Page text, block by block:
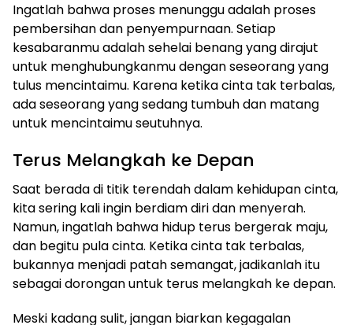
Ingatlah bahwa proses menunggu adalah proses
pembersihan dan penyempurnaan. Setiap
kesabaranmu adalah sehelai benang yang dirajut
untuk menghubungkanmu dengan seseorang yang
tulus mencintaimu. Karena ketika cinta tak terbalas,
ada seseorang yang sedang tumbuh dan matang
untuk mencintaimu seutuhnya.
Terus Melangkah ke Depan
Saat berada di titik terendah dalam kehidupan cinta,
kita sering kali ingin berdiam diri dan menyerah.
Namun, ingatlah bahwa hidup terus bergerak maju,
dan begitu pula cinta. Ketika cinta tak terbalas,
bukannya menjadi patah semangat, jadikanlah itu
sebagai dorongan untuk terus melangkah ke depan.
Meski kadang sulit, jangan biarkan kegagalan